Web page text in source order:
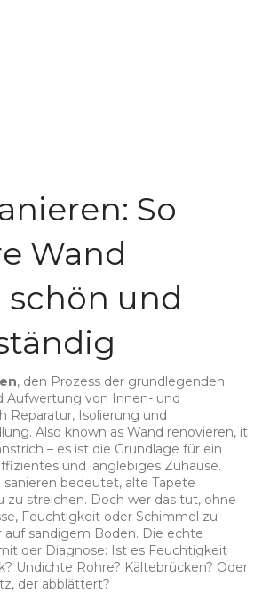
So
Wand
schön und
, den Prozess der grundlegenden
Aufwertung von Innen- und
Reparatur, Isolierung und
. Also known as Wand renovieren, it
– es ist die Grundlage für ein
und langlebiges Zuhause.
sanieren bedeutet, alte Tapete
zu streichen. Doch wer das tut, ohne
Feuchtigkeit oder Schimmel zu
auf sandigem Boden. Die echte
der Diagnose: Ist es Feuchtigkeit
Undichte Rohre? Kältebrücken? Oder
der abblättert?